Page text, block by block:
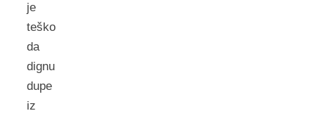
je
teško
da
dignu
dupe
iz